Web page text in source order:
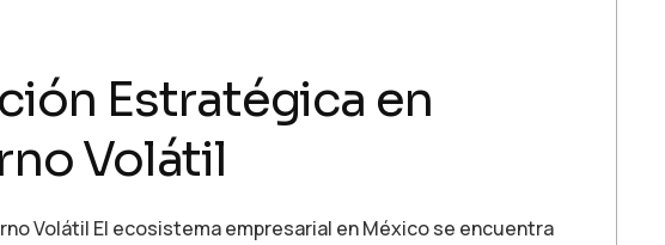
Estratégica en
Volátil
Volátil El ecosistema empresarial en México se encuentra